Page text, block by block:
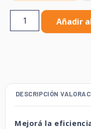
Añadir
DESCRIPCIÓN
Mejorá la